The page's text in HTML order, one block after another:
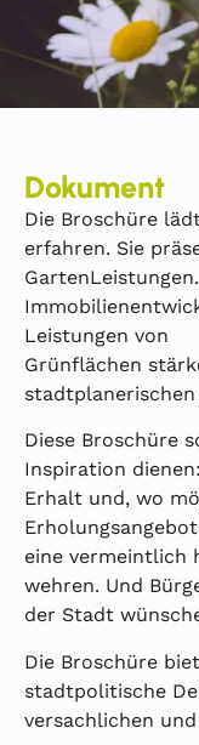
Dokument
Die Broschüre
erfahren. Sie
Leistungen von
Grünflächen
Diese Broschüre
Inspiration
Erhalt und, wo
eine vermeintlich
wehren. Und
der Stadt
Die Broschüre
stadtpolitische
versachlichen